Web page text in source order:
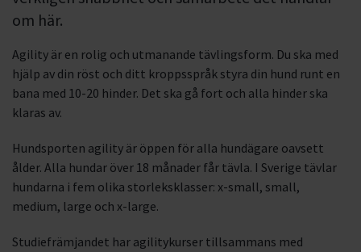
om här.
Agility är en rolig och utmanande tävlingsform. Du ska med
hjälp av din röst och ditt kroppsspråk styra din hund runt en
bana med 10-20 hinder. Det ska gå fort och alla hinder ska
klaras av.
Hundsporten agility är öppen för alla hundägare oavsett
ålder. Alla hundar över 18 månader får tävla. I Sverige tävlar
hundarna i fem olika storleksklasser: x-small, small,
medium, large och x-large.
Studiefrämjandet har agilitykurser tillsammans med